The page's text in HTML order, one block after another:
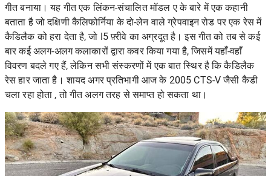
गीत बनाया। यह गीत एक लिंकन-संचालित मॉडल ए के बारे में एक कहानी
बताता है जो दक्षिणी कैलिफोर्निया के दो-लेन वाले ग्रेपवाइन रोड पर एक रेस में
कैडिलैक को हरा देता है, जो I5 फ़्रीवे का अग्रदूत है। इस गीत को तब से कई
बार कई अलग-अलग कलाकारों द्वारा कवर किया गया है, जिसमें यहाँ-वहाँ
विवरण बदले गए हैं, लेकिन सभी संस्करणों में एक बात स्थिर है कि कैडिलैक
रेस हार जाता है। शायद अगर प्रतिभागी आज के 2005 CTS-Vजैसी कैडी
चला रहा होता , तो गीत अलग तरह से समाप्त हो सकता था।